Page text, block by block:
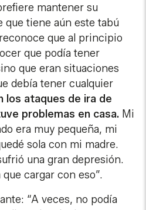
mantener su
que tiene aún este tabú
que al principio
que podía tener
que eran situaciones
debía tener cualquier
los ataques de ira de
problemas en casa. Mi
era muy pequeña, mi
sola con mi madre.
una gran depresión.
cargar con eso”.
“A veces, no podía